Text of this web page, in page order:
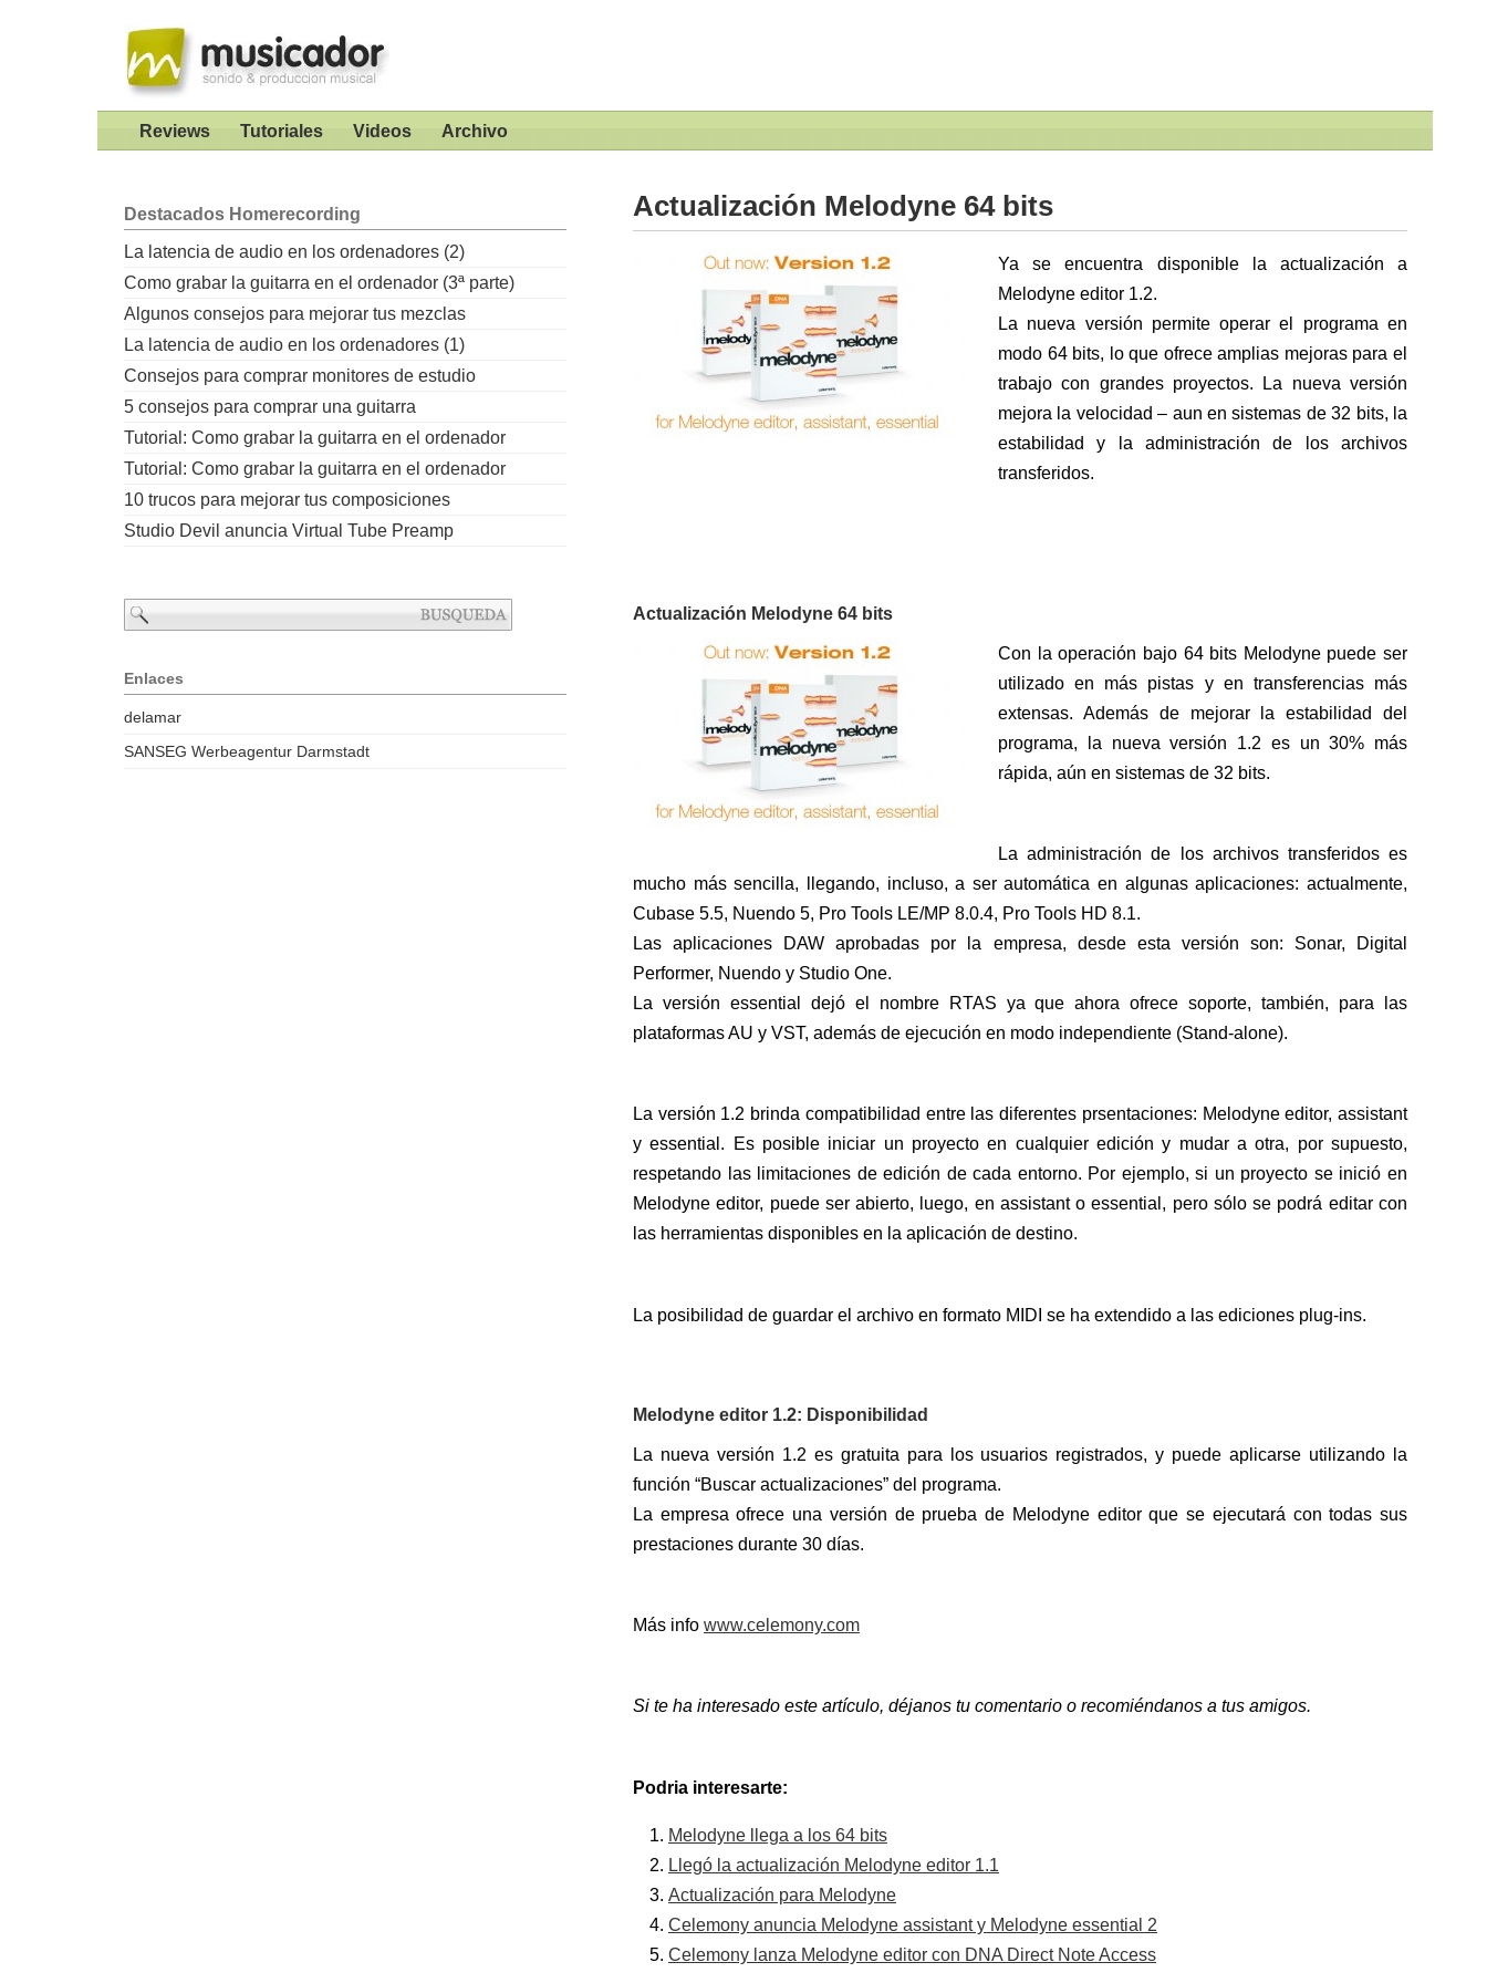
Actualización Melodyne 64 bits
Ya se encuentra disponible la actualización a
Melodyne editor 1.2.
La nueva versión permite operar el programa en
modo 64 bits, lo que ofrece amplias mejoras para el
trabajo con grandes proyectos. La nueva versión
mejora la velocidad – aun en sistemas de 32 bits, la
estabilidad y la administración de los archivos
transferidos.
Actualización Melodyne 64 bits
Con la operación bajo 64 bits Melodyne puede ser
utilizado en más pistas y en transferencias más
extensas. Además de mejorar la estabilidad del
programa, la nueva versión 1.2 es un 30% más
rápida, aún en sistemas de 32 bits.
La administración de los archivos transferidos es
mucho más sencilla, llegando, incluso, a ser automática en algunas aplicaciones: actualmente,
Cubase 5.5, Nuendo 5, Pro Tools LE/MP 8.0.4, Pro Tools HD 8.1.
Las aplicaciones DAW aprobadas por la empresa, desde esta versión son: Sonar, Digital
Performer, Nuendo y Studio One.
La versión essential dejó el nombre RTAS ya que ahora ofrece soporte, también, para las
plataformas AU y VST, además de ejecución en modo independiente (Stand-alone).
La versión 1.2 brinda compatibilidad entre las diferentes prsentaciones: Melodyne editor, assistant
y essential. Es posible iniciar un proyecto en cualquier edición y mudar a otra, por supuesto,
respetando las limitaciones de edición de cada entorno. Por ejemplo, si un proyecto se inició en
Melodyne editor, puede ser abierto, luego, en assistant o essential, pero sólo se podrá editar con
las herramientas disponibles en la aplicación de destino.
La posibilidad de guardar el archivo en formato MIDI se ha extendido a las ediciones plug-ins.
Melodyne editor 1.2: Disponibilidad
La nueva versión 1.2 es gratuita para los usuarios registrados, y puede aplicarse utilizando la
función “Buscar actualizaciones” del programa.
La empresa ofrece una versión de prueba de Melodyne editor que se ejecutará con todas sus
prestaciones durante 30 días.
Más info www.celemony.com
Si te ha interesado este artículo, déjanos tu comentario o recomiéndanos a tus amigos.
Podria interesarte:
Melodyne llega a los 64 bits
Llegó la actualización Melodyne editor 1.1
Actualización para Melodyne
Celemony anuncia Melodyne assistant y Melodyne essential 2
Celemony lanza Melodyne editor con DNA Direct Note Access
Reviews Tutoriales Videos Archivo
Destacados Homerecording
La latencia de audio en los ordenadores (2)
Como grabar la guitarra en el ordenador (3ª parte)
Algunos consejos para mejorar tus mezclas
La latencia de audio en los ordenadores (1)
Consejos para comprar monitores de estudio
5 consejos para comprar una guitarra
Tutorial: Como grabar la guitarra en el ordenador
Tutorial: Como grabar la guitarra en el ordenador
10 trucos para mejorar tus composiciones
Studio Devil anuncia Virtual Tube Preamp
Enlaces
delamar
SANSEG Werbeagentur Darmstadt